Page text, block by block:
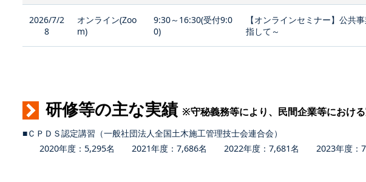
2026/7/2
8
オンライン(Zoo
m)
9:30～16:30(受付9:0
0)
【オンラインセミナー】公共
指して～
研修等の主な実績 ※守秘義務等により、民間企業等における
■ＣＰＤＳ認定講習（一般社団法人全国土木施工管理技士会連合会）
2020年度：5,295名 2021年度：7,686名 2022年度：7,681名 2023年度：